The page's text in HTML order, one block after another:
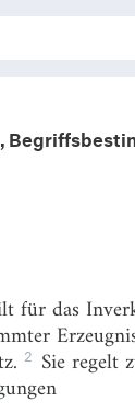
für das
2 Sie regelt